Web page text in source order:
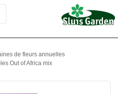
de fleurs annuelles
Out of Africa mix